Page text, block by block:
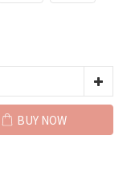
BUY NOW